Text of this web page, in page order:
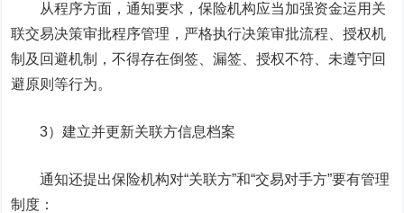
从程序方面，通知要求，保险机构应当加强资金运用关
联交易决策审批程序管理，严格执行决策审批流程、授权机
制及回避机制，不得存在倒签、漏签、授权不符、未遵守回
避原则等行为。
3）建立并更新关联方信息档案
通知还提出保险机构对“关联方”和“交易对手方”要有管理
制度：